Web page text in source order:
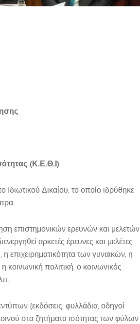
(Κ.Ε.Θ.Ι)
Δικαίου, το οποίο ιδρύθηκε
επιστημονικών ερευνών και μελετών
αρκετές έρευνες και μελέτες
των γυναικών, η
πολιτική, ο κοινωνικός
(εκδόσεις, φυλλάδια, οδηγοί
στα ζητήματα ισότητας των φύλων